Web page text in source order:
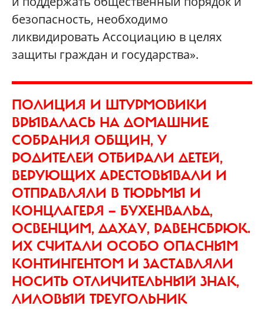
безопасность, необходимо
ликвидировать Ассоциацию в целях
защиты граждан и государства».
ПОЛИЦИЯ И ШТУРМОВИКИ
ВРЫВАЛАСЬ НА ДОМАШНИЕ
СОБРАНИЯ ОБЩИН, У
РОДИТЕЛЕЙ ОТБИРАЛИ ДЕТЕЙ,
ВЕРУЮЩИХ АРЕСТОВЫВАЛИ И
ОТПРАВЛЯЛИ В ТЮРЬМЫ И
КОНЦЛАГЕРЯ — БУХЕНВАЛЬД,
ОСВЕНЦИМ, ДАХАУ, РАВЕНСБРЮК.
ИХ СЧИТАЛИ ОСОБО ОПАСНЫМ
КОНТИНГЕНТОМ И ЗАСТАВЛЯЛИ
НОСИТЬ ОТЛИЧИТЕЛЬНЫЙ ЗНАК,
ЛИЛОВЫЙ ТРЕУГОЛЬНИК